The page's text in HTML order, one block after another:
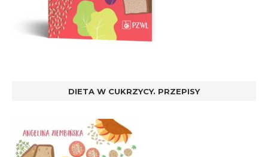
DIETA W CUKRZYCY. PRZEPISY